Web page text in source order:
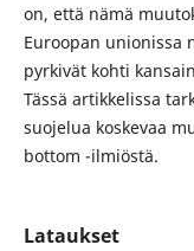
on, että nämä
Euroopan unionissa
pyrkivät kohti
Tässä artikkelissa
suojelua koskevaa
bottom -ilmiöstä.
Lataukset